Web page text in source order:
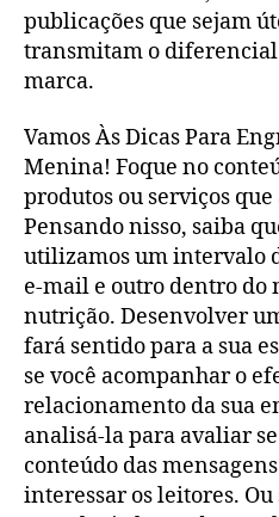
publicações que sejam
transmitam o diferencial
marca.
Vamos Às Dicas Para
Menina! Foque no
produtos ou serviços
Pensando nisso, saiba
utilizamos um intervalo
e-mail e outro dentro do
nutrição. Desenvolver
fará sentido para a sua
se você acompanhar o
relacionamento da sua
analisá-la para avaliar
conteúdo das
interessar os leitores. Ou